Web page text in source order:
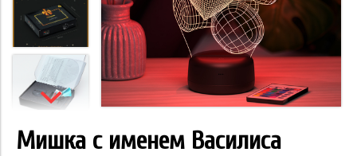
Мишка с именем Василиса